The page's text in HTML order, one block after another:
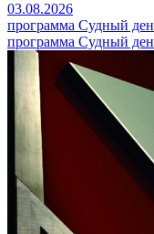
03.08.2026
программа Судный
программа Судный